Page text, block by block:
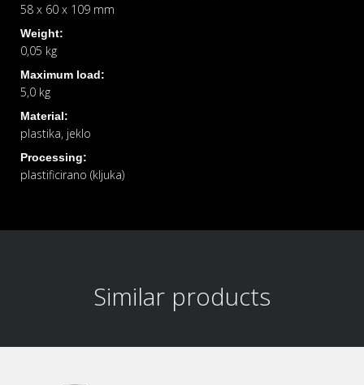
58 x 60 x 109 mm
Weight:
0,05 kg
Maximum load:
5,0 kg
Material:
plastika, jeklo
Processing:
plastificirano (kljuka)
Similar products